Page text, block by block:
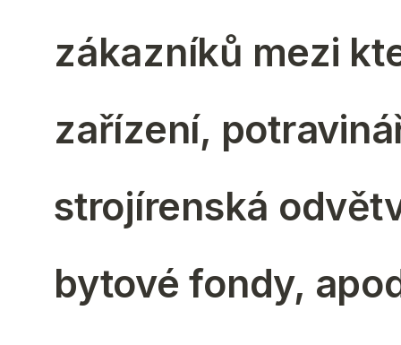
zákazníků mezi
zařízení,
strojírenská
bytové fondy,